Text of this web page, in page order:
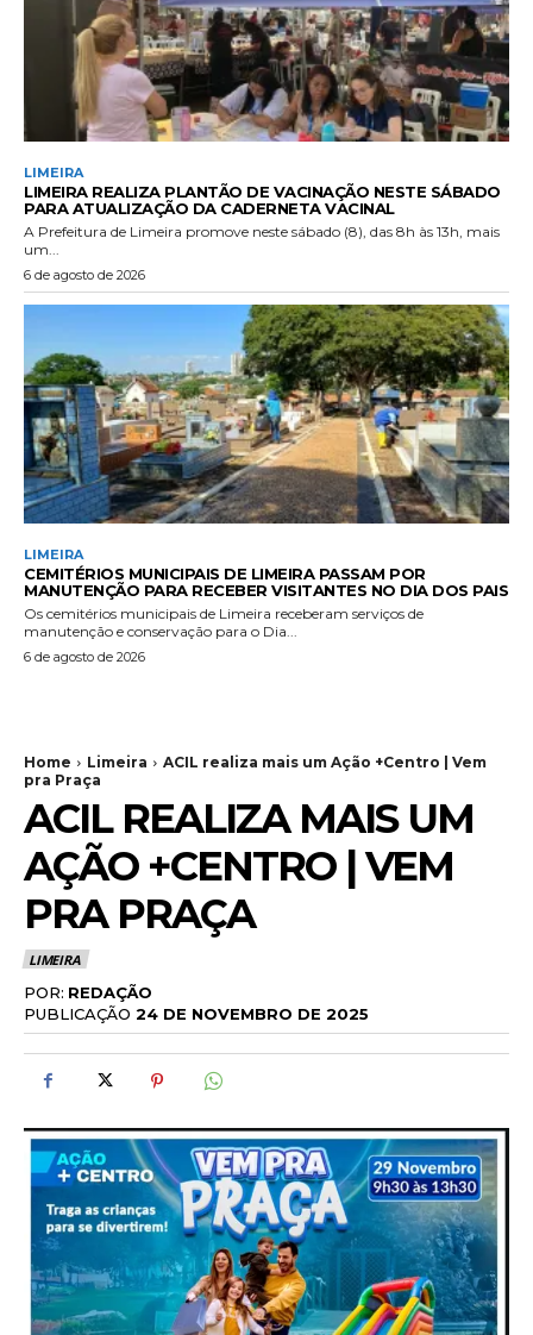
LIMEIRA
LIMEIRA REALIZA PLANTÃO DE VACINAÇÃO NESTE SÁBADO
PARA ATUALIZAÇÃO DA CADERNETA VACINAL
A Prefeitura de Limeira promove neste sábado (8), das 8h às 13h, mais
um...
6 de agosto de 2026
LIMEIRA
CEMITÉRIOS MUNICIPAIS DE LIMEIRA PASSAM POR
MANUTENÇÃO PARA RECEBER VISITANTES NO DIA DOS PAIS
Os cemitérios municipais de Limeira receberam serviços de
manutenção e conservação para o Dia...
6 de agosto de 2026